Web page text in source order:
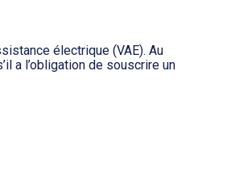
électrique (VAE). Au
a l’obligation de souscrire un